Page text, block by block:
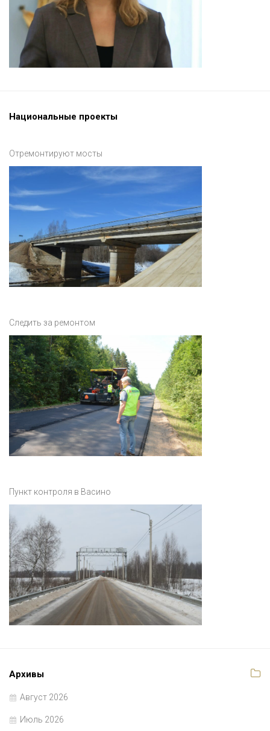
Национальные проекты
Отремонтируют мосты
Следить за ремонтом
Пункт контроля в Васино
Архивы
Август 2026
Июль 2026